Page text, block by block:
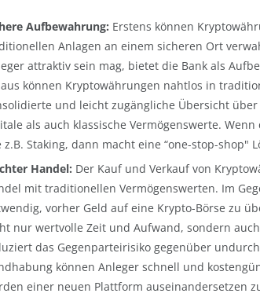
Aufbewahrung: Erstens können
Anlagen an einem sicheren Ort
attraktiv sein mag, bietet die Bank als
können Kryptowährungen nahtlos in
und leicht zugängliche Übersicht
als auch klassische Vermögenswerte.
z.B. Staking, dann macht eine “one-stop-shop"
Handel: Der Kauf und Verkauf von
mit traditionellen Vermögenswerten. Im
vorher Geld auf eine Krypto-Börse zu
nur wertvolle Zeit und Aufwand, sondern
das Gegenparteirisiko gegenüber
können Anleger schnell und
einer neuen Plattform auseinandersetzen